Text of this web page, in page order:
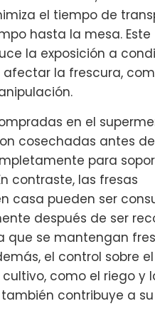
el tiempo de
hasta la mesa. Este
la exposición a
la frescura,
en el
cosechadas antes de
para
contraste, las fresas
casa pueden ser
después de ser
que se mantengan
el control sobre el
como el riego y
contribuye a su